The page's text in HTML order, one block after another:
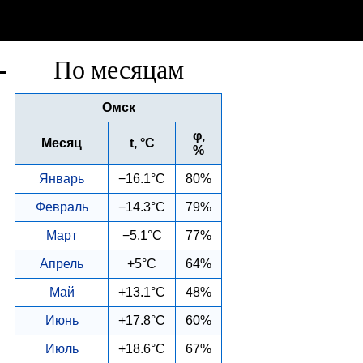
По месяцам
Омск
Месяц t, °C
φ,
%
Январь −16.1°C 80%
Февраль −14.3°C 79%
Март −5.1°C 77%
Апрель +5°C 64%
Май +13.1°C 48%
Июнь +17.8°C 60%
Июль +18.6°C 67%